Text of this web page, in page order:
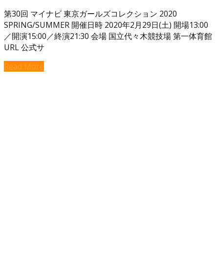
第30回 マイナビ 東京ガールズコレクション 2020
SPRING/SUMMER 開催日時 2020年2月29日(土) 開場13:00
／開演15:00／終演21:30 会場 国立代々木競技場 第一体育館
URL 公式サ
Read More